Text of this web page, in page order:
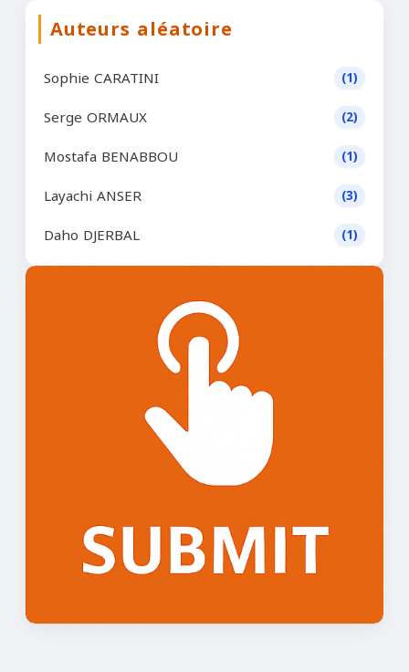
Auteurs aléatoire
Sophie CARATINI (1)
Serge ORMAUX (2)
Mostafa BENABBOU (1)
Layachi ANSER (3)
Daho DJERBAL (1)